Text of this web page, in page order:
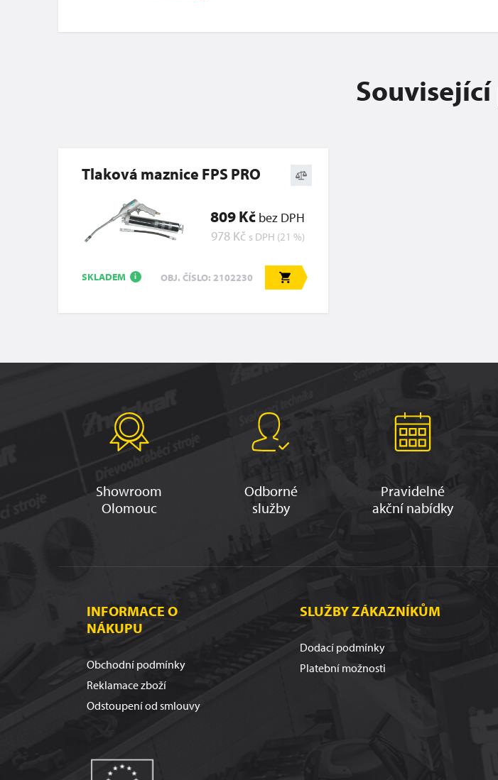
Související
Tlaková maznice FPS PRO
809 Kč bez DPH
978 Kč s DPH (21 %)
SKLADEM i OBJ. ČÍSLO: 2102230
Showroom
Olomouc
Odborné
služby
Pravidelné
akční nabídky
INFORMACE O
NÁKUPU
Obchodní podmínky
Reklamace zboží
Odstoupení od smlouvy
SLUŽBY ZÁKAZNÍKŮM
Dodací podmínky
Platební možnosti